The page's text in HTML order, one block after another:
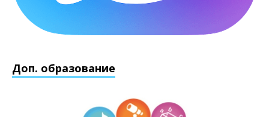
Доп. образование